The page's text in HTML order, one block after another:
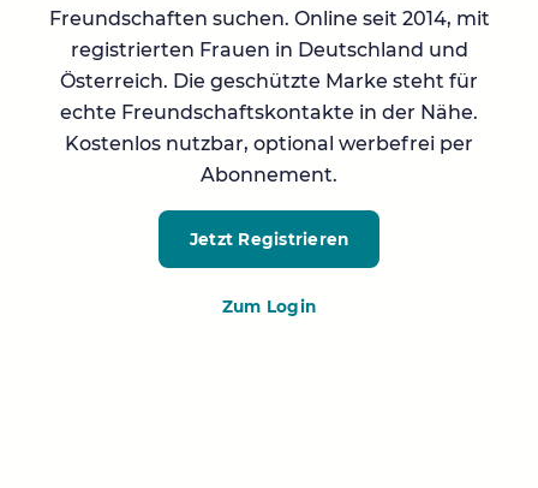
Freundschaften suchen. Online seit 2014, mit
registrierten Frauen in Deutschland und
Österreich. Die geschützte Marke steht für
echte Freundschaftskontakte in der Nähe.
Kostenlos nutzbar, optional werbefrei per
Abonnement.
Jetzt Registrieren
Zum Login